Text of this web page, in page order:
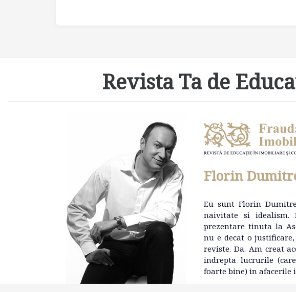
Revista Ta de
Florin
Eu sunt Florin
naivitate si idealism.
prezentare tinuta la
nu e decat o
reviste. Da. Am creat
indrepta lucrurile
foarte bine) in afacerile